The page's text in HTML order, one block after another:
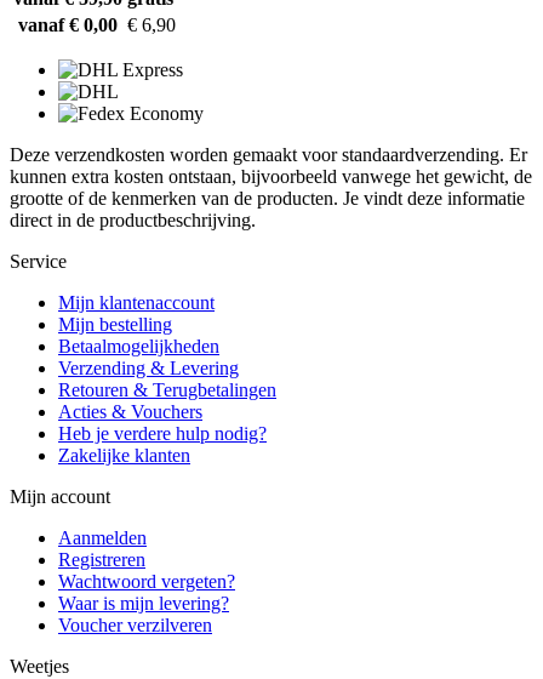
vanaf € 0,00 € 6,90
Deze verzendkosten worden gemaakt voor standaardverzending. Er
kunnen extra kosten ontstaan, bijvoorbeeld vanwege het gewicht, de
grootte of de kenmerken van de producten. Je vindt deze informatie
direct in de productbeschrijving.
Service
Mijn klantenaccount
Mijn bestelling
Betaalmogelijkheden
Verzending & Levering
Retouren & Terugbetalingen
Acties & Vouchers
Heb je verdere hulp nodig?
Zakelijke klanten
Mijn account
Aanmelden
Registreren
Wachtwoord vergeten?
Waar is mijn levering?
Voucher verzilveren
Weetjes